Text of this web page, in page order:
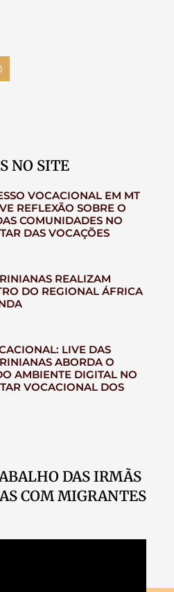
NO SITE
VOCACIONAL EM MT
REFLEXÃO SOBRE O
COMUNIDADES NO
DAS VOCAÇÕES
REALIZAM
DO REGIONAL ÁFRICA
LIVE DAS
ABORDA O
AMBIENTE DIGITAL NO
VOCACIONAL DOS
DAS IRMÃS
COM MIGRANTES